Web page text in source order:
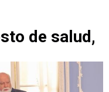
de salud,